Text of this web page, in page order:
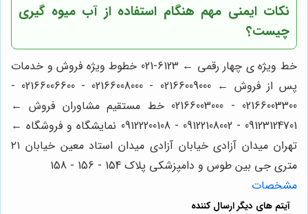
نکات ایمنی مهم هنگام استفاده از آب میوه گیری
چیست؟
خط ویژه ی چهار رقمی ← 6123-021 خطوط ویژه فروش و خدمات
پس از فروش ← 02166009000 - 02166008000 - 02166006600 -
02166003300 - 02166003000 خط مستقیم مشاوران فروش ←
09123124701 - 09122108002 - 09122200108 نمایشگاه و فروشگاه ←
تهران میدان آزادی خیابان آزادی میدان استاد معین خیابان ۲۱
متری جی بین طوس و دامپزشکی پلاک 154 - 156 - 158
مشخصات